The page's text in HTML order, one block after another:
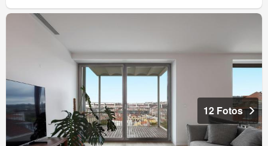
12 Fotos